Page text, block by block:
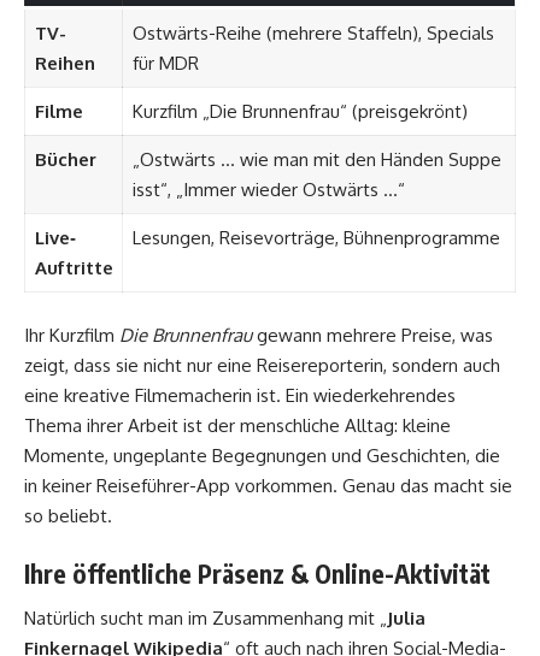
TV-
Reihen
Ostwärts-Reihe (mehrere Staffeln), Specials
für MDR
Filme Kurzfilm „Die Brunnenfrau“ (preisgekrönt)
Bücher
„Ostwärts … wie man mit den Händen Suppe
isst“, „Immer wieder Ostwärts …“
Live‐
Auftritte
Lesungen, Reisevorträge, Bühnenprogramme
Ihr Kurzfilm Die Brunnenfraugewann mehrere Preise, was
zeigt, dass sie nicht nur eine Reisereporterin, sondern auch
eine kreative Filmemacherin ist. Ein wiederkehrendes
Thema ihrer Arbeit ist der menschliche Alltag: kleine
Momente, ungeplante Begegnungen und Geschichten, die
in keiner Reiseführer-App vorkommen. Genau das macht sie
so beliebt.
Ihre öffentliche Präsenz & Online-Aktivität
Natürlich sucht man im Zusammenhang mit „
Julia
Finkernagel Wikipedia“ oft auch nach ihren Social-Media-